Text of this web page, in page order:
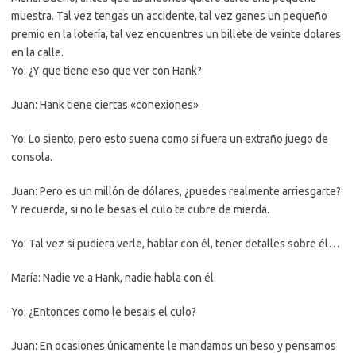
muestra. Tal vez tengas un accidente, tal vez ganes un pequeño
premio en la lotería, tal vez encuentres un billete de veinte dolares
en la calle.
Yo: ¿Y que tiene eso que ver con Hank?
Juan: Hank tiene ciertas «conexiones»
Yo: Lo siento, pero esto suena como si fuera un extraño juego de
consola.
Juan: Pero es un millón de dólares, ¿puedes realmente arriesgarte?
Y recuerda, si no le besas el culo te cubre de mierda.
Yo: Tal vez si pudiera verle, hablar con él, tener detalles sobre él…
María: Nadie ve a Hank, nadie habla con él.
Yo: ¿Entonces como le besais el culo?
Juan: En ocasiones únicamente le mandamos un beso y pensamos